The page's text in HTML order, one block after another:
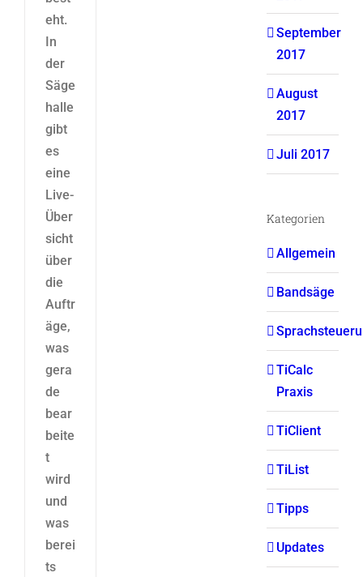
eht.
In
der
Säge
halle
gibt
es
eine
Live-
Über
sicht
über
die
Auftr
äge,
was
gera
de
bear
beite
t
wird
und
was
berei
ts
September
2017
August
2017
Juli 2017
Kategorien
Allgemein
Bandsäge
TiCalc
Praxis
TiClient
TiList
Tipps
Updates